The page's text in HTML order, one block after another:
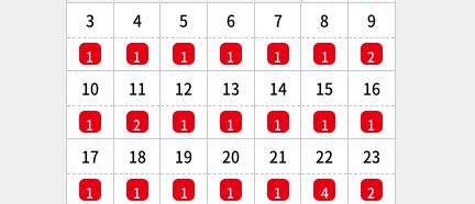
3
1
4
1
5
1
6
1
7
1
8
1
9
2
10
1
11
2
12
1
13
1
14
1
15
1
16
1
17
1
18
1
19
1
20
1
21
1
22
4
23
2